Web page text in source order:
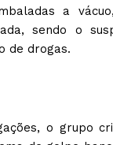
a
sendo o
de drogas.
o grupo